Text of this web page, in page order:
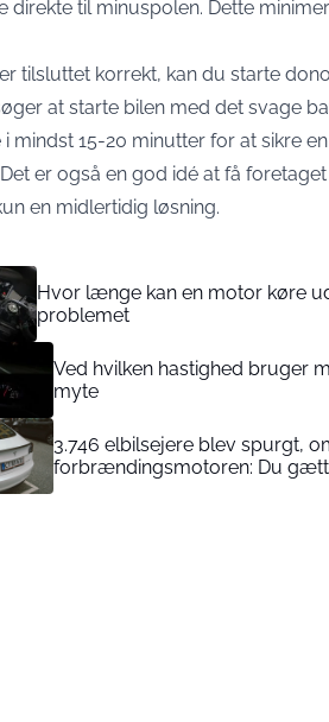
direkte til minuspolen. Dette
tilsluttet korrekt, kan du starte
at starte bilen med det svage
mindst 15-20 minutter for at sikre
er også en god idé at få
en midlertidig løsning.
Hvor længe kan en motor køre
problemet
Ved hvilken hastighed bruger
myte
3.746 elbilsejere blev spurgt,
forbrændingsmotoren: Du